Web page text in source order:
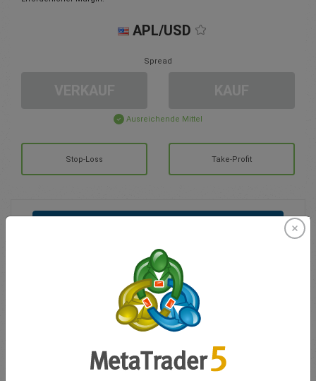
APL/USD
Spread
Ausreichende Mittel
Stop-Loss Take-Profit